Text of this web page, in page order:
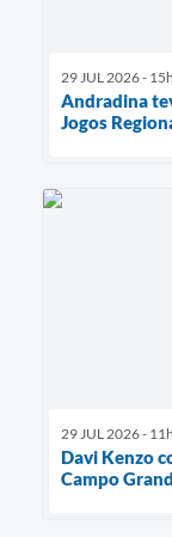
29 JUL 2026 -
Andradina
Jogos
29 JUL 2026 -
Davi Kenzo
Campo